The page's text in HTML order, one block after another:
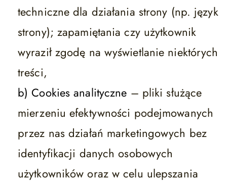
techniczne dla działania strony (np. język
strony); zapamiętania czy użytkownik
wyraził zgodę na wyświetlanie niektórych
treści,
b) Cookies analityczne – pliki służące
mierzeniu efektywności podejmowanych
przez nas działań marketingowych bez
identyfikacji danych osobowych
użytkowników oraz w celu ulepszania